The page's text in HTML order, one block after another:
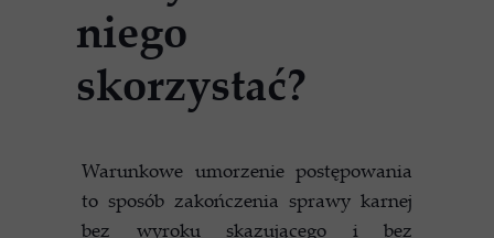
Warunkowe umorzenie postępowania
to sposób zakończenia sprawy karnej
bez wyroku skazującego i bez
niego
skorzystać?